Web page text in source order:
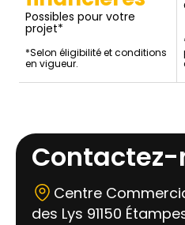
Possibles pour votre
projet*
*Selon éligibilité et conditions
en vigueur.
Contactez-
Centre
des Lys 91150